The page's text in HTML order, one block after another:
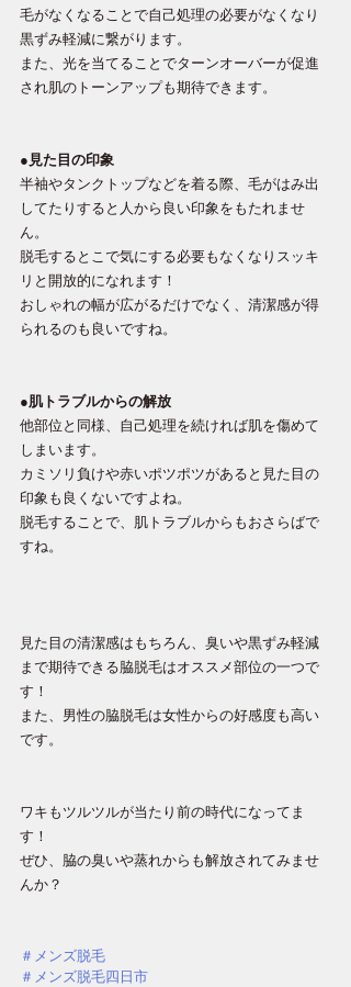
毛がなくなることで自己処理の必要がなくなり
黒ずみ軽減に繋がります。
また、光を当てることでターンオーバーが促進
され肌のトーンアップも期待できます。
●見た目の印象
半袖やタンクトップなどを着る際、毛がはみ出
してたりすると人から良い印象をもたれませ
ん。
脱毛するとこで気にする必要もなくなりスッキ
リと開放的になれます！
おしゃれの幅が広がるだけでなく、清潔感が得
られるのも良いですね。
●肌トラブルからの解放
他部位と同様、自己処理を続ければ肌を傷めて
しまいます。
カミソリ負けや赤いポツポツがあると見た目の
印象も良くないですよね。
脱毛することで、肌トラブルからもおさらばで
すね。
見た目の清潔感はもちろん、臭いや黒ずみ軽減
まで期待できる脇脱毛はオススメ部位の一つで
す！
また、男性の脇脱毛は女性からの好感度も高い
です。
ワキもツルツルが当たり前の時代になってま
す！
ぜひ、脇の臭いや蒸れからも解放されてみませ
んか？
＃メンズ脱毛
＃メンズ脱毛四日市